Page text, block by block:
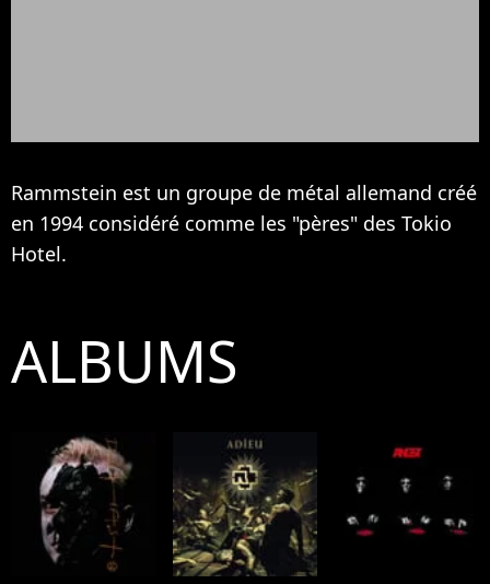
Rammstein est un groupe de métal allemand créé
en 1994 considéré comme les "pères" des Tokio
Hotel.
ALBUMS